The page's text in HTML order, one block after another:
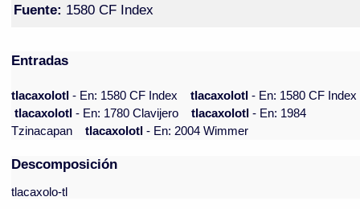
Fuente: 1580 CF Index
Entradas
tlacaxolotl- En: 1580 CF Index tlacaxolotl- En: 1580 CF Index
tlacaxolotl- En: 1780 Clavijero tlacaxolotl- En: 1984
Tzinacapan
tlacaxolotl- En: 2004 Wimmer
Descomposición
tlacaxolo-tl